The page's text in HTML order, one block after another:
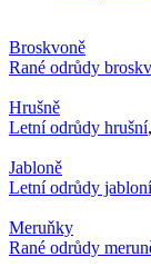
Broskvoně
Rané odrůdy
Hrušně
Letní odrůdy hrušní,
Jabloně
Letní odrůdy jabloní
Meruňky
Rané odrůdy